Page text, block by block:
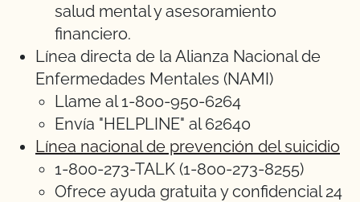
salud mental y asesoramiento
financiero.
Línea directa de la Alianza Nacional de
Enfermedades Mentales (NAMI)
Llame al 1-800-950-6264
Envía "HELPLINE" al 62640
Línea nacional de prevención del suicidio
1-800-273-TALK (1-800-273-8255)
Ofrece ayuda gratuita y confidencial 24